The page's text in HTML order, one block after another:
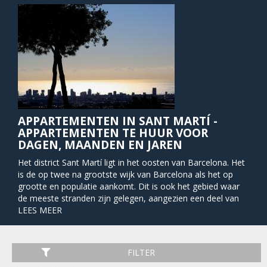
APPARTEMENTEN IN SANT MARTÍ -
APPARTEMENTEN TE HUUR VOOR
DAGEN, MAANDEN EN JAREN
Het district Sant Martí ligt in het oosten van Barcelona. Het
is de op twee na grootste wijk van Barcelona als het op
grootte en populatie aankomt. Dit is ook het gebied waar
de meeste stranden zijn gelegen, aangezien een deel van
de buurt een kustlijn heeft. Het staat bekend als een
zich richting het noorden in de tiende eeuw, dankzij het
Condal kanaal wat water van Montcada naar Barcelona
LEES MEER
FILTER